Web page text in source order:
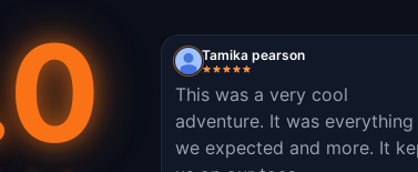
Tamika pearson
This was a very cool
adventure. It was everything
we expected and more. It kept